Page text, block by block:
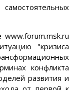
"кризиса
конфликта
развития и